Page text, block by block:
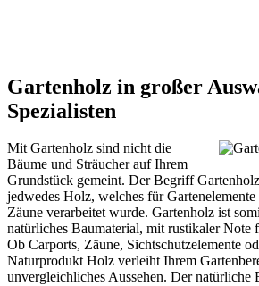
Gartenholz in großer
Spezialisten
Mit Gartenholz sind nicht die
Bäume und Sträucher auf Ihrem
Grundstück gemeint. Der Begriff
jedwedes Holz, welches für
Zäune verarbeitet wurde. Gartenholz ist
natürliches Baumaterial, mit rustikaler Note
Ob Carports, Zäune, Sichtschutzelemente
Naturprodukt Holz verleiht Ihrem
unvergleichliches Aussehen. Der natürliche